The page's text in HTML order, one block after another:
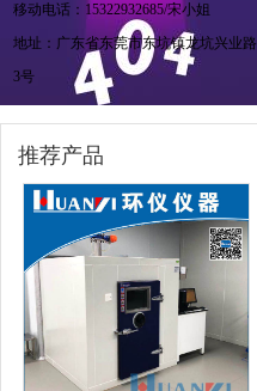
移动电话：15322932685/宋小姐
地址：广东省东莞市东坑镇龙坑兴业路
3号
推荐产品